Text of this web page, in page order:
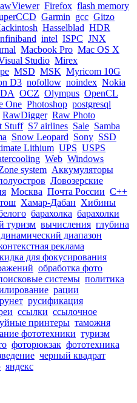
Firefox flash memory
Garmin gcc Gitzo
Hasselblad HDR
intel ISPC JNX
Macbook Pro Mac OS X
Studio Mirex
MSD MSK Myricom 10G
D3 nofollow noindex Nokia
OCZ Olympus OpenCL
One Photoshop postgresql
RawDigger Raw Photo
Stuff S7 airlines Sale Samba
Snow Leopard Sony SSD
Lithium UPS USPS
Web Windows
system Аккумуляторы
Ловозерские
Москва Почта России С++
Хамар-Дабан Хибины
барахолка барахолки
туризм вычисления глубина
динамический диапазон
реклама
для фокусирования
обработка фото
системы политика
рации
рунет русификация
ссылки ссылочное
принтеры таможня
фототехники туризм
фоторюкзак фототехника
черный квадрат
яндекс